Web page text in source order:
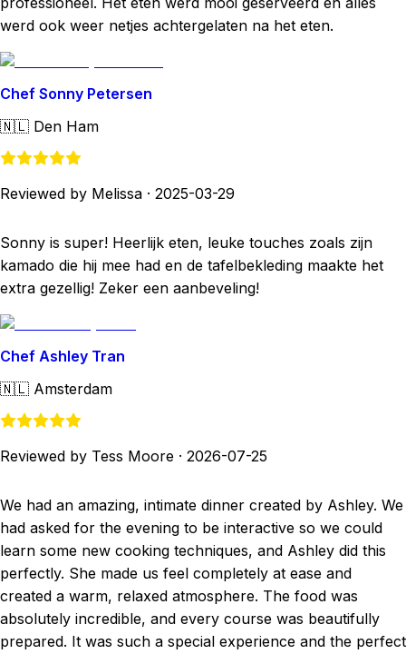
werd ook weer netjes achtergelaten na het eten.
Chef Sonny Petersen
🇳🇱 Den Ham
Reviewed by Melissa · 2025-03-29
Sonny is super! Heerlijk eten, leuke touches zoals zijn
kamado die hij mee had en de tafelbekleding maakte het
extra gezellig! Zeker een aanbeveling!
Chef Ashley Tran
🇳🇱 Amsterdam
Reviewed by Tess Moore · 2026-07-25
We had an amazing, intimate dinner created by Ashley. We
had asked for the evening to be interactive so we could
learn some new cooking techniques, and Ashley did this
perfectly. She made us feel completely at ease and
created a warm, relaxed atmosphere. The food was
absolutely incredible, and every course was beautifully
prepared. It was such a special experience and the perfect